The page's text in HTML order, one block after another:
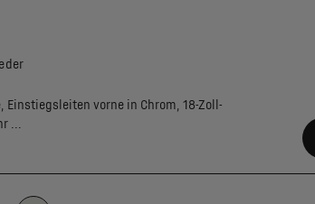
Einstiegsleiten vorne in Chrom, 18-Zoll-
...